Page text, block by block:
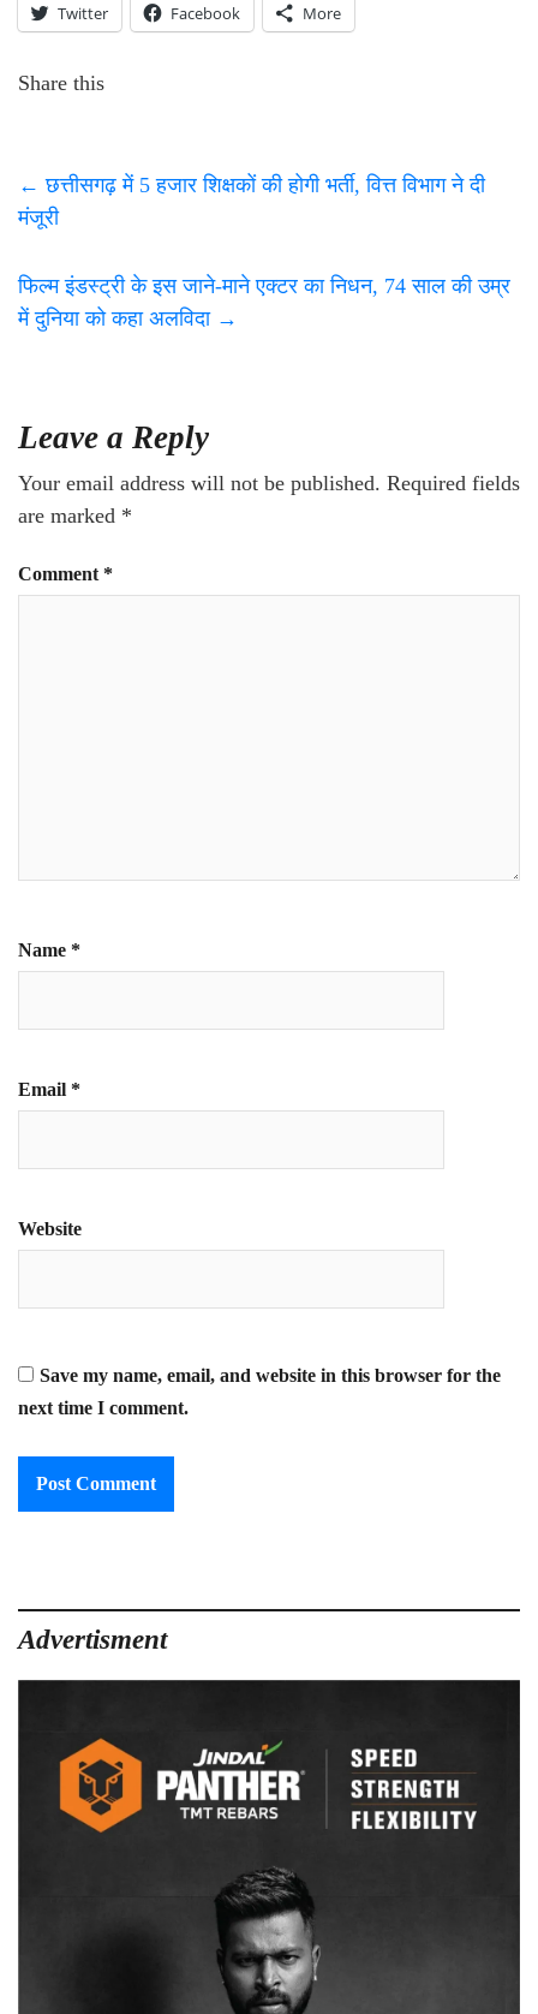
Twitter Facebook More
Share this
← छत्तीसगढ़ में 5 हजार शिक्षकों की होगी भर्ती, वित्त विभाग ने दी
मंजूरी
फिल्म इंडस्ट्री के इस जाने-माने एक्टर का निधन, 74 साल की उम्र
में दुनिया को कहा अलविदा →
Leave a Reply
Your email address will not be published. Required fields
are marked *
Comment *
Name *
Email *
Website
Save my name, email, and website in this browser for the
next time I comment.
Advertisment